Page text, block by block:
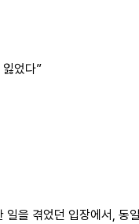
었다”
을 겪었던 입장에서, 동